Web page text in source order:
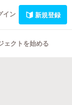
イン 新規登録
ェクトを始める